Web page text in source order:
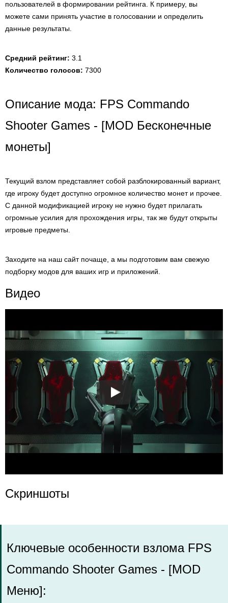
пользователей в формировании рейтинга. К примеру, вы
можете сами принять участие в голосовании и определить
данные результаты.
Средний рейтинг: 3.1
Количество голосов: 7300
Описание мода: FPS Commando
Shooter Games - [MOD Бесконечные
монеты]
Текущий взлом представляет собой разблокированный вариант,
где игроку будет доступно огромное количество монет и прочее.
С данной модификацией игроку не нужно будет прилагать
огромные усилия для прохождения игры, так же будут открыты
игровые предметы.
Заходите на наш сайт почаще, а мы подготовим вам свежую
подборку модов для ваших игр и приложений.
Видео
Скриншоты
Ключевые особенности взлома FPS
Commando Shooter Games - [MOD
Меню]: